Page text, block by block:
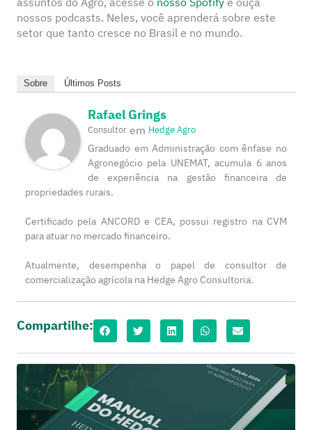
nossos podcasts. Neles, você aprenderá sobre este
setor que tanto cresce no Brasil e no mundo.
Sobre Últimos Posts
Rafael Grings
Consultor em Hedge Agro
Graduado em Administração com ênfase no
Agronegócio pela UNEMAT, acumula 6 anos
de experiência na gestão financeira de
propriedades rurais.
Certificado pela ANCORD e CEA, possui registro na CVM
para atuar no mercado financeiro.
Atualmente, desempenha o papel de consultor de
comercialização agrícola na Hedge Agro Consultoria.
Compartilhe: